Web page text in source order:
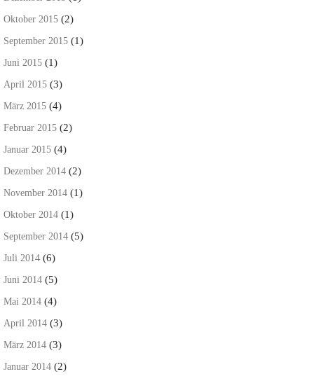
Oktober 2015 (2)
September 2015 (1)
Juni 2015 (1)
April 2015 (3)
März 2015 (4)
Februar 2015 (2)
Januar 2015 (4)
Dezember 2014 (2)
November 2014 (1)
Oktober 2014 (1)
September 2014 (5)
Juli 2014 (6)
Juni 2014 (5)
Mai 2014 (4)
April 2014 (3)
März 2014 (3)
Januar 2014 (2)